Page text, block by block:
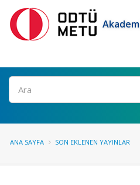
Ara
ANA SAYFA SON EKLENEN YAYINLAR